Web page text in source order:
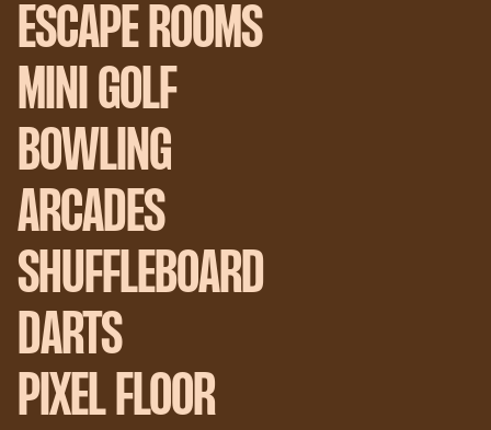
ESCAPE ROOMS
MINI GOLF
BOWLING
ARCADES
SHUFFLEBOARD
DARTS
PIXEL FLOOR